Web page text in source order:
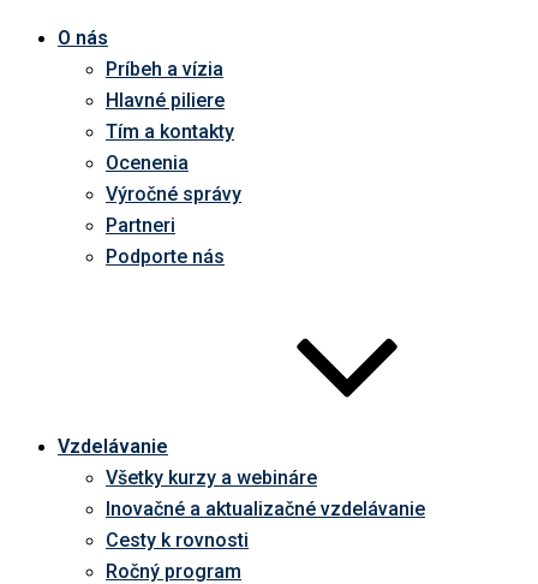
O nás
Príbeh a vízia
Hlavné piliere
Tím a kontakty
Ocenenia
Výročné správy
Partneri
Podporte nás
Vzdelávanie
Všetky kurzy a webináre
Inovačné a aktualizačné vzdelávanie
Cesty k rovnosti
Ročný program